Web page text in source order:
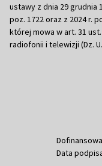
ustawy z dnia 29 grudnia
poz. 1722 oraz z 2024 r.
której mowa w art. 31
radiofonii i telewizji (Dz.
Data